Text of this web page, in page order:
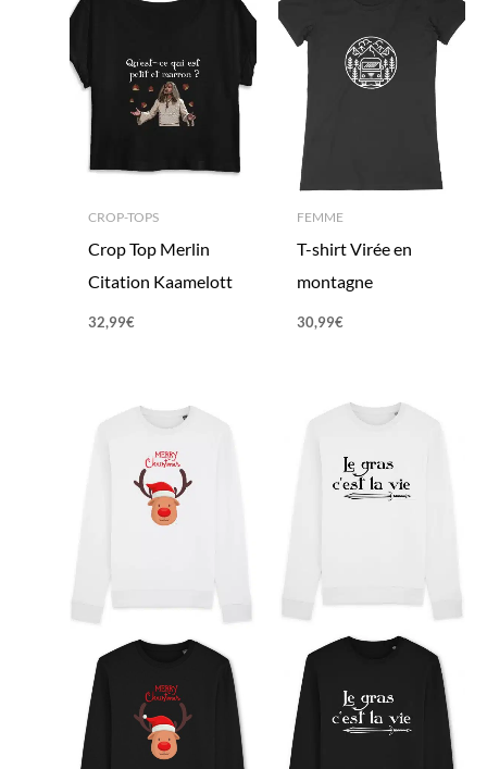
CROP-TOPS
Crop Top Merlin
Citation Kaamelott
32,99€
FEMME
T-shirt Virée en
montagne
30,99€